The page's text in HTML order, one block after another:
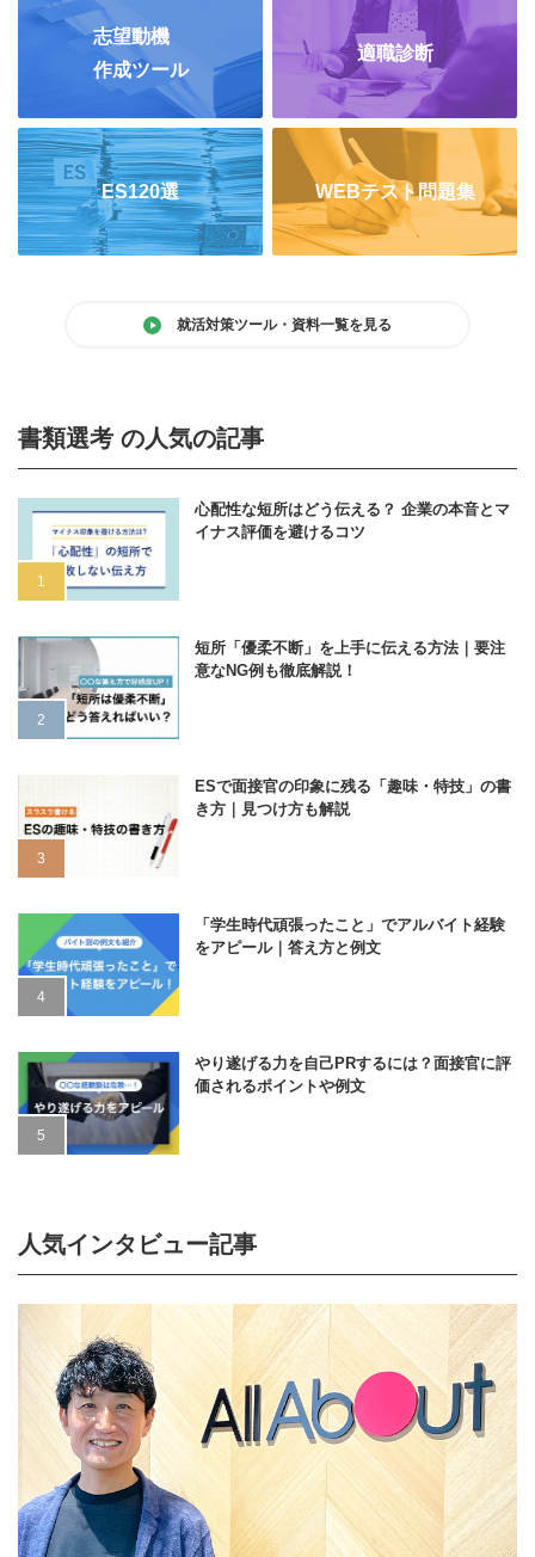
志望動機
作成ツール
適職診断
ES120選 WEBテスト問題集
就活対策ツール・資料一覧を見る
書類選考 の人気の記事
心配性な短所はどう伝える？ 企業の本音とマ
イナス評価を避けるコツ
短所「優柔不断」を上手に伝える方法｜要注
意なNG例も徹底解説！
ESで面接官の印象に残る「趣味・特技」の書
き方｜見つけ方も解説
「学生時代頑張ったこと」でアルバイト経験
をアピール｜答え方と例文
やり遂げる力を自己PRするには？面接官に評
価されるポイントや例文
人気インタビュー記事